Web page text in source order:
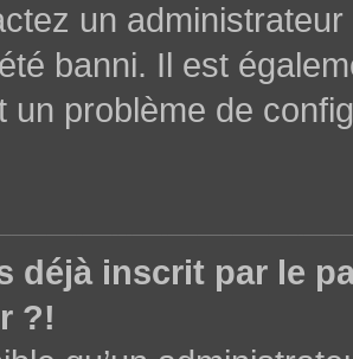
un
banni. Il est
un problème de
déjà inscrit par le
?!